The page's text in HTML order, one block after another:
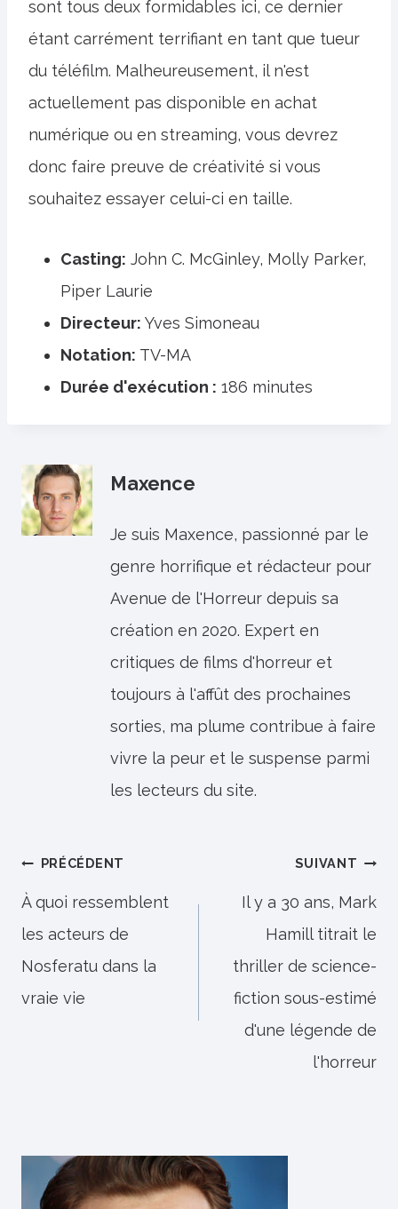
sont tous deux formidables ici, ce dernier
étant carrément terrifiant en tant que tueur
du téléfilm. Malheureusement, il n'est
actuellement pas disponible en achat
numérique ou en streaming, vous devrez
donc faire preuve de créativité si vous
souhaitez essayer celui-ci en taille.
Casting: John C. McGinley, Molly Parker,
Piper Laurie
Directeur: Yves Simoneau
Notation: TV-MA
Durée d'exécution : 186 minutes
Maxence
Je suis Maxence, passionné par le
genre horrifique et rédacteur pour
Avenue de l'Horreur depuis sa
création en 2020. Expert en
critiques de films d'horreur et
toujours à l'affût des prochaines
sorties, ma plume contribue à faire
vivre la peur et le suspense parmi
les lecteurs du site.
Navigation
de
l’article
PRÉCÉDENT
À quoi ressemblent
les acteurs de
Nosferatu dans la
vraie vie
SUIVANT
Il y a 30 ans, Mark
Hamill titrait le
thriller de science-
fiction sous-estimé
d'une légende de
l'horreur